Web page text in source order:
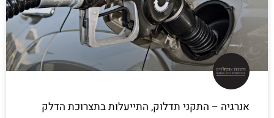
אנרגיה – התקני תדלוק, התייעלות בתצרוכת הדלק